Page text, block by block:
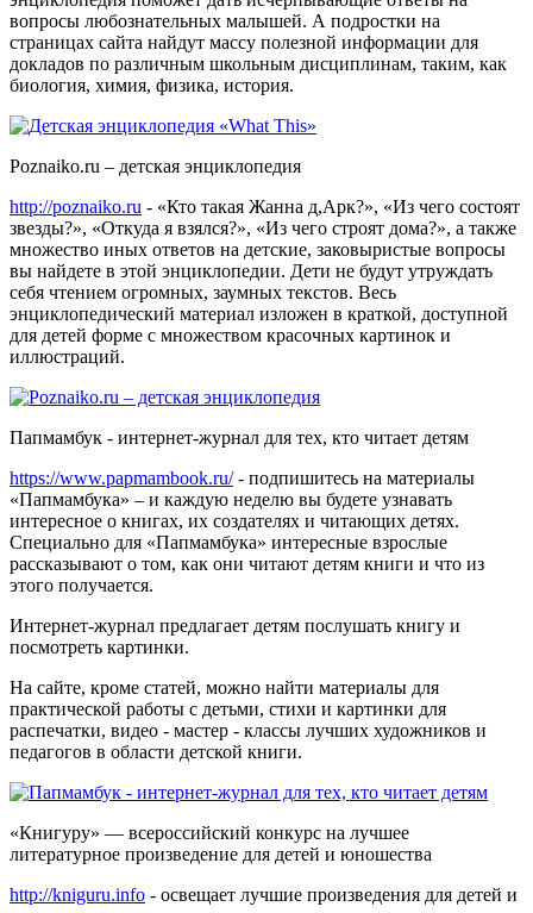
вопросы любознательных малышей. А подростки на
страницах сайта найдут массу полезной информации для
докладов по различным школьным дисциплинам, таким, как
биология, химия, физика, история.
Poznaiko.ru – детская энциклопедия
http://poznaiko.ru - «Кто такая Жанна д,Арк?», «Из чего состоят
звезды?», «Откуда я взялся?», «Из чего строят дома?», а также
множество иных ответов на детские, заковыристые вопросы
вы найдете в этой энциклопедии. Дети не будут утруждать
себя чтением огромных, заумных текстов. Весь
энциклопедический материал изложен в краткой, доступной
для детей форме с множеством красочных картинок и
иллюстраций.
Папмамбук - интернет-журнал для тех, кто читает детям
https://www.papmambook.ru/- подпишитесь на материалы
«Папмамбука» – и каждую неделю вы будете узнавать
интересное о книгах, их создателях и читающих детях.
Специально для «Папмамбука» интересные взрослые
рассказывают о том, как они читают детям книги и что из
этого получается.
Интернет-журнал предлагает детям послушать книгу и
посмотреть картинки.
На сайте, кроме статей, можно найти материалы для
практической работы с детьми, стихи и картинки для
распечатки, видео - мастер - классы лучших художников и
педагогов в области детской книги.
«Книгуру» — всероссийский конкурс на лучшее
литературное произведение для детей и юношества
http://kniguru.info - освещает лучшие произведения для детей и